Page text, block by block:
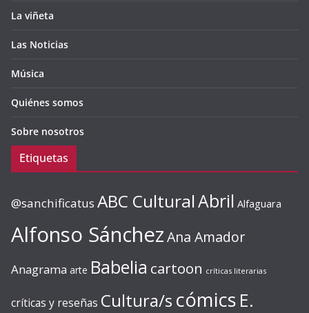
La viñeta
Las Noticias
Música
Quiénes somos
Sobre nosotros
Etiquetas
@sanchificatus ABC CulturalAbril Alfaguara
Alfonso SánchezAna Amador
Anagrama arte Babelia cartoon críticas literarias
críticas y reseñas Cultura/s cómics E.